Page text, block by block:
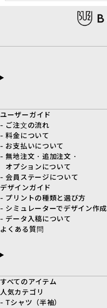
ユーザーガイド
- ご注文の流れ
- 料金について
- お支払いについて
- 無地注文・追加注文・
オプションについて
- 会員ステージについて
デザインガイド
- プリントの種類と選び方
- シミュレーターでデザイン作成
- データ入稿について
よくある質問
すべてのアイテム
人気カテゴリ
- Tシャツ（半袖）